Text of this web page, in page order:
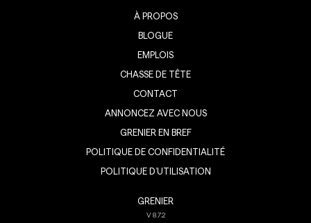
À PROPOS
BLOGUE
EMPLOIS
CHASSE DE TÊTE
CONTACT
ANNONCEZ AVEC NOUS
GRENIER EN BREF
POLITIQUE DE CONFIDENTIALITÉ
POLITIQUE D’UTILISATION
GRENIER
V8.7.2